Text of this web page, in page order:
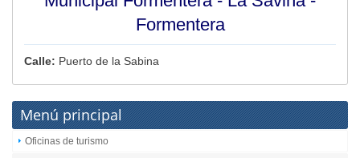
Formentera
Calle: Puerto de la Sabina
Menú principal
Oficinas de turismo